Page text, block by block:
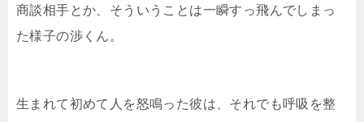
商談相手とか、そういうことは一瞬すっ飛んでしまっ
た様子の渉くん。
生まれて初めて人を怒鳴った彼は、それでも呼吸を整